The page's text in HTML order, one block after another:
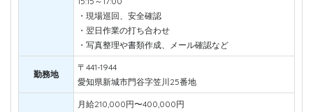
・現場巡回、安全確認
・翌日作業の打ち合わせ
・写真整理や書類作成、メール確認など
勤務地
〒441-1944
愛知県新城市門谷字笠川25番地
月給210,000円〜400,000円